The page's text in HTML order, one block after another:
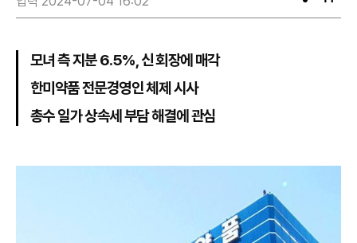
유
스
모녀 측 지분 6.5%, 신 회장에 매각
한미약품 전문경영인 체제 시사
총수 일가 상속세 부담 해결에 관심